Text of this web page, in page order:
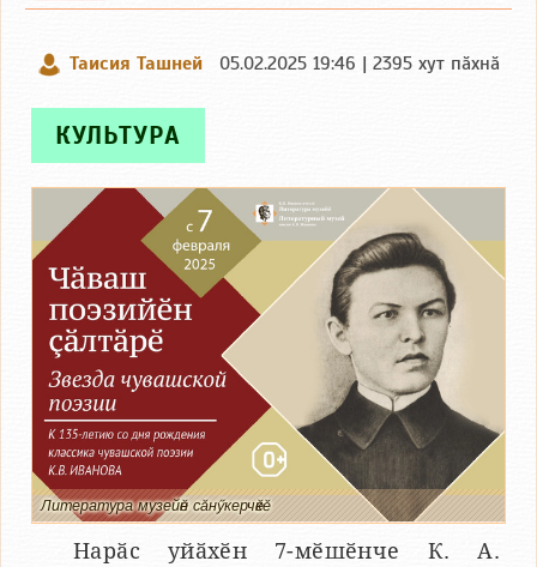
Таисия Ташней 05.02.2025 19:46 | 2395 хут пӑхнӑ
КУЛЬТУРА
Литература музейӗн сӑнӳкерчӗкӗ
Нарӑс уйӑхӗн 7-мӗшӗнче К. А.